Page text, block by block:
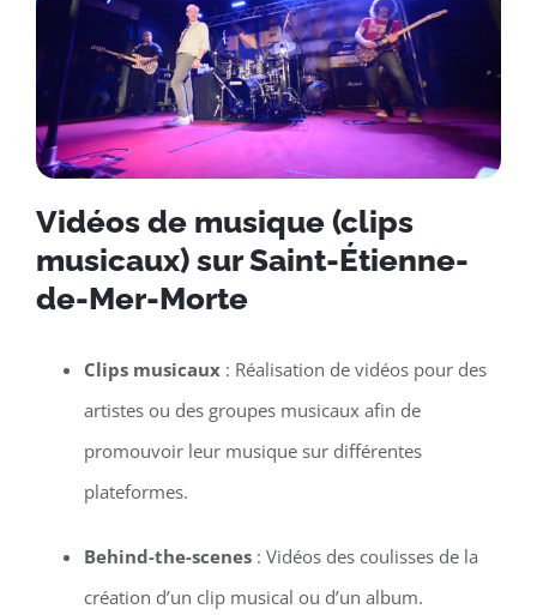
Vidéos de musique (clips
musicaux) sur Saint-Étienne-
de-Mer-Morte
Clips musicaux: Réalisation de vidéos pour des
artistes ou des groupes musicaux afin de
promouvoir leur musique sur différentes
plateformes.
Behind-the-scenes: Vidéos des coulisses de la
création d’un clip musical ou d’un album.